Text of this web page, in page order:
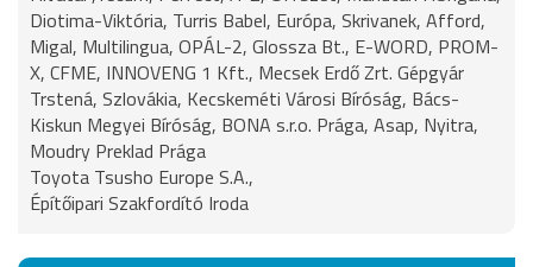
Diotima-Viktória, Turris Babel, Európa, Skrivanek, Afford,
Migal, Multilingua, OPÁL-2, Glossza Bt., E-WORD, PROM-
X, CFME, INNOVENG 1 Kft., Mecsek Erdő Zrt. Gépgyár
Trstená, Szlovákia, Kecskeméti Városi Bíróság, Bács-
Kiskun Megyei Bíróság, BONA s.r.o. Prága, Asap, Nyitra,
Moudry Preklad Prága
Toyota Tsusho Europe S.A.,
Építőipari Szakfordító Iroda